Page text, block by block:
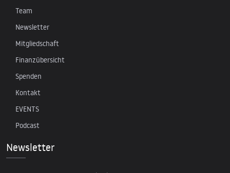
Team
Newsletter
Mitgliedschaft
Finanzübersicht
Spenden
Kontakt
EVENTS
Podcast
Newsletter